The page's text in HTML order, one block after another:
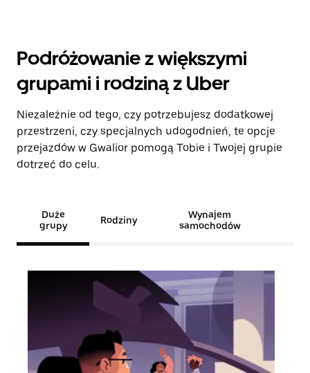
Podróżowanie z większymi
grupami i rodziną z Uber
Niezależnie od tego, czy potrzebujesz dodatkowej
przestrzeni, czy specjalnych udogodnień, te opcje
przejazdów w Gwalior pomogą Tobie i Twojej grupie
dotrzeć do celu.
Duże
grupy
Rodziny
Wynajem
samochodów